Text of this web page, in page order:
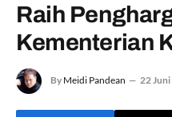
Raih
Kementerian
By Meidi Pandean 22